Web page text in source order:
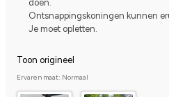
doen.
Ontsnappingskoningen kunnen
Je moet opletten.
Toon origineel
Ervaren maat: Normaal